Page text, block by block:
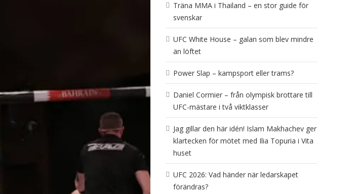
Träna MMA i Thailand – en stor guide för
svenskar
UFC White House – galan som blev mindre
än löftet
Power Slap – kampsport eller trams?
Daniel Cormier – från olympisk brottare till
UFC-mästare i två viktklasser
Jag gillar den här idén! Islam Makhachev ger
klartecken för mötet med Ilia Topuria i Vita
huset
UFC 2026: Vad händer när ledarskapet
förändras?